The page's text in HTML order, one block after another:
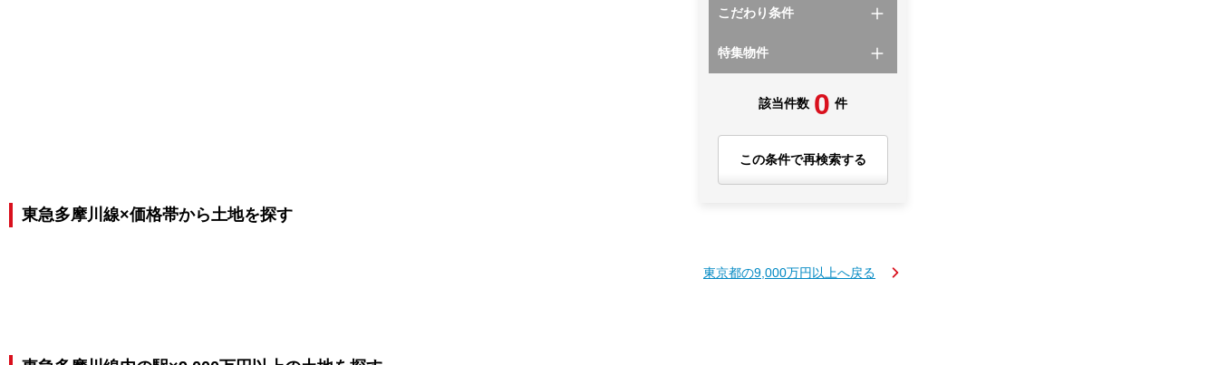
こだわり条件
特集物件
該当件数 0 件
この条件で再検索する
東急多摩川線×価格帯から土地を探す
東京都の9,000万円以上へ戻る